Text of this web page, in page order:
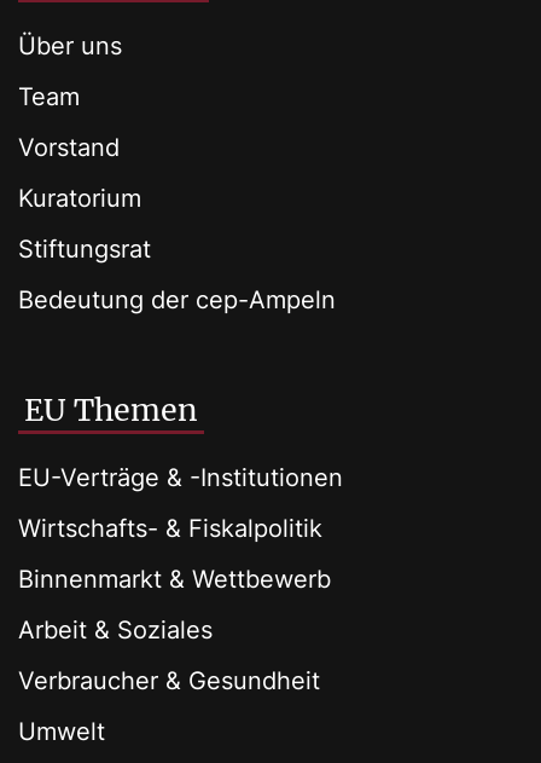
Über uns
Team
Vorstand
Kuratorium
Stiftungsrat
Bedeutung der cep-Ampeln
EU Themen
EU-Verträge & -Institutionen
Wirtschafts- & Fiskalpolitik
Binnenmarkt & Wettbewerb
Arbeit & Soziales
Verbraucher & Gesundheit
Umwelt